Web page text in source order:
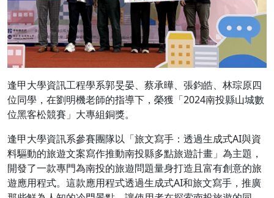
逢甲大學資訊工程學系郭旻晏、蔡承曄、張鈞皓、林琮原四
位同學，在劉明機老師的指導下，榮獲「2024南投縣山城數
位黑客松競賽」大專組銅獎。
逢甲大學資訊系參賽團隊以「旅文寫手：透過生成式AI與資
料驅動的旅遊文案寫作推動南投縣多點旅遊計畫」為主題，
開發了一款專門為南投的旅遊問題量身打造且富有創意的旅
遊應用程式。這款應用程式透過生成式AI和旅文寫手，推廣